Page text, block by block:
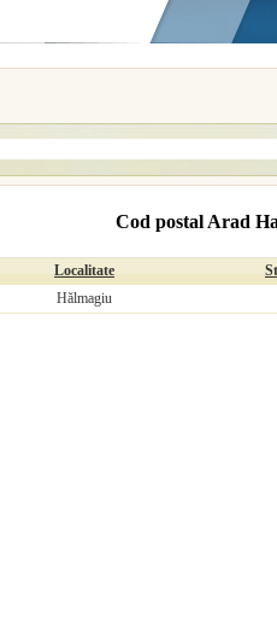
Cod postal Arad
Localitate
Hălmagiu